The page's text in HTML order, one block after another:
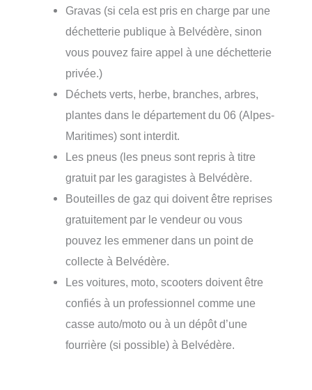
Gravas (si cela est pris en charge par une
déchetterie publique à Belvédère, sinon
vous pouvez faire appel à une déchetterie
privée.)
Déchets verts, herbe, branches, arbres,
plantes dans le département du 06 (Alpes-
Maritimes) sont interdit.
Les pneus (les pneus sont repris à titre
gratuit par les garagistes à Belvédère.
Bouteilles de gaz qui doivent être reprises
gratuitement par le vendeur ou vous
pouvez les emmener dans un point de
collecte à Belvédère.
Les voitures, moto, scooters doivent être
confiés à un professionnel comme une
casse auto/moto ou à un dépôt d’une
fourrière (si possible) à Belvédère.